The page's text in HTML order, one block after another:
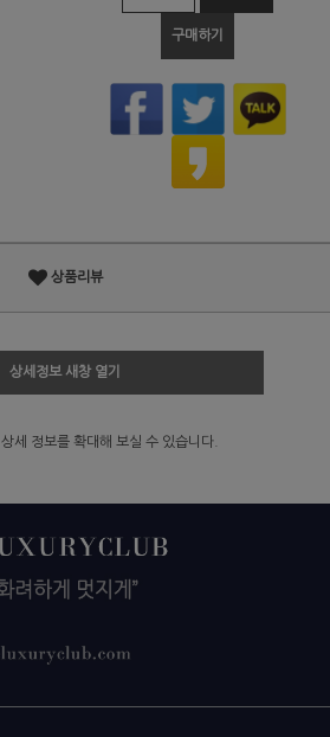
구매하기
상품리뷰
상세정보 새창 열기
상세 정보를 확대해 보실 수 있습니다.